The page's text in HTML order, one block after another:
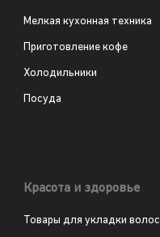
Мелкая кухонная техника
Приготовление кофе
Холодильники
Посуда
Красота и здоровье
Товары для укладки волос